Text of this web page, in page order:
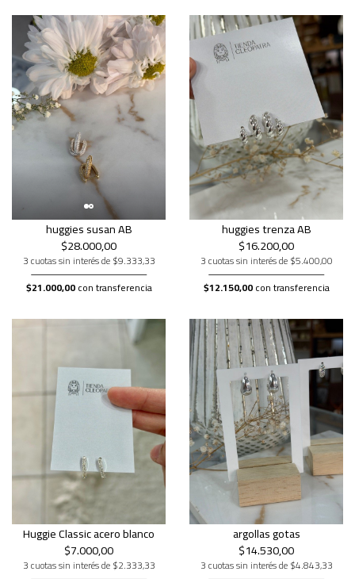
huggies susan AB
$28.000,00
3 cuotas sin interés de $9.333,33
$21.000,00con transferencia
huggies trenza AB
$16.200,00
3 cuotas sin interés de $5.400,00
$12.150,00con transferencia
Huggie Classic acero blanco
$7.000,00
3 cuotas sin interés de $2.333,33
argollas gotas
$14.530,00
3 cuotas sin interés de $4.843,33